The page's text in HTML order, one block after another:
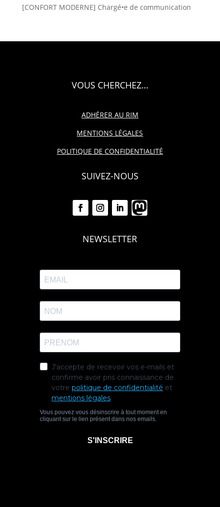
[CONFORT MODERNE] Chargé•e de communication
VOUS CHERCHEZ…
ADHÉRER AU RIM
MENTIONS LÉGALES
POLITIQUE DE CONFIDENTIALITÉ
SUIVEZ-NOUS
NEWSLETTER